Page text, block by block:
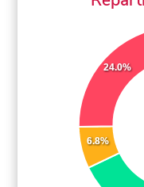
6.8%
24.0%